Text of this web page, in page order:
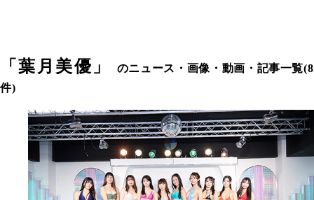
「葉月美優 」
のニュース・画像・動画・記事一覧(8
件)